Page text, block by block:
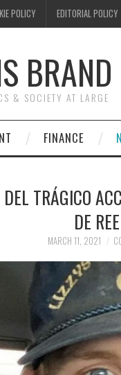
POLICY EDITORIAL POLICY
BRAND
& SOCIETY AT LARGE
FINANCE
TRÁGICO
DE
MARCH 11, 2021